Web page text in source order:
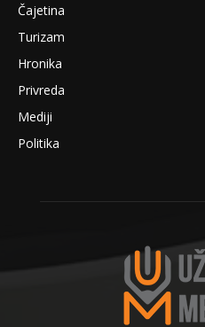
Čajetina
Turizam
Hronika
Privreda
Mediji
Politika